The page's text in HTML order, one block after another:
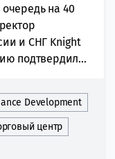
на 40
и СНГ Knight
подтвердил...
Development
центр